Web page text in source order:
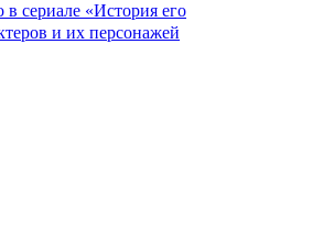
в сериале «История его
и их персонажей